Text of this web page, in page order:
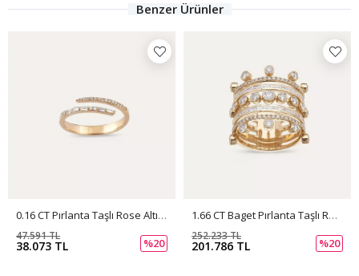
Benzer Ürünler
0.16 CT Pırlanta Taşlı Rose Altın Yüzük
38.073 TL
47.591 TL
%20
1.66 CT Baget Pırlanta Taşlı Rose Altın Yüzük
201.786 TL
252.233 TL
%20